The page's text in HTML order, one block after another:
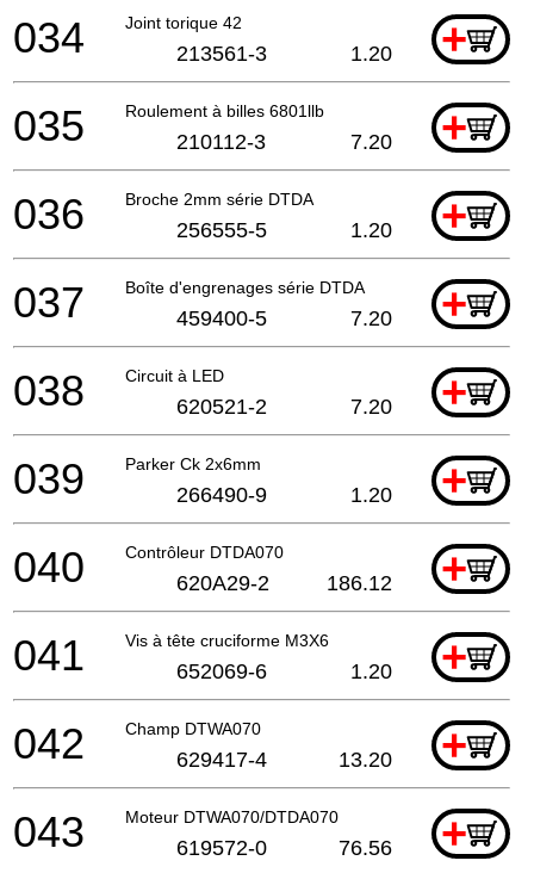
Joint torique 42 +
034 213561-3 1.20
Roulement à billes 6801llb +
035 210112-3 7.20
Broche 2mm série DTDA +
036 256555-5 1.20
Boîte d'engrenages série DTDA +
037 459400-5 7.20
Circuit à LED +
038 620521-2 7.20
Parker Ck 2x6mm +
039 266490-9 1.20
Contrôleur DTDA070 +
040 620A29-2 186.12
Vis à tête cruciforme M3X6 +
041 652069-6 1.20
Champ DTWA070 +
042 629417-4 13.20
Moteur DTWA070/DTDA070 +
043 619572-0 76.56